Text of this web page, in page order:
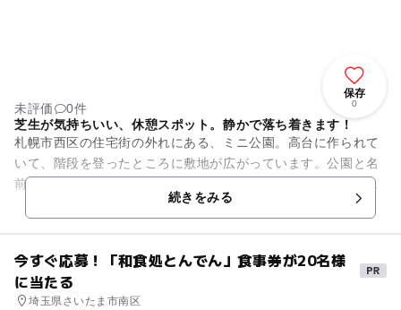
保存
0
未評価
0件
芝生が気持ちいい、休憩スポット。静かで落ち着きます！
札幌市西区の住宅街の外れにある、ミニ公園。高台に作られて
いて、階段を登ったところに敷地が広がっています。公園と名
前にありますが、遊具はなく、ちょっとした休憩スペースとい
うイメージ。ベンチが置かれ...続きをみる
今すぐ応募！「和食処とんでん」食事券が20名様
に当たる
埼玉県さいたま市南区